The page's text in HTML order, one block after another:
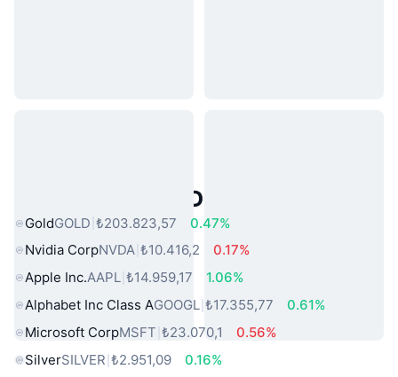
Popüler Gerçek Dünya Varlıkları
GoldGOLD ₺203.823,57
0.47%
Nvidia CorpNVDA ₺10.416,2
0.17%
Apple Inc.AAPL ₺14.959,17
1.06%
Alphabet Inc Class AGOOGL ₺17.355,77
0.61%
Microsoft CorpMSFT ₺23.070,1
0.56%
SilverSILVER ₺2.951,09
0.16%